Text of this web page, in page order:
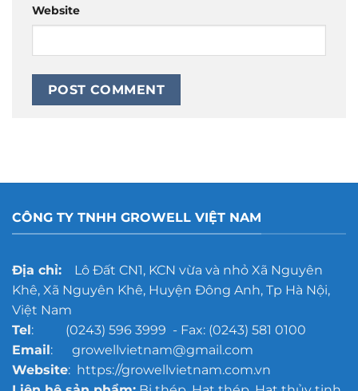
Website
CÔNG TY TNHH GROWELL VIỆT NAM
Địa chỉ:Lô Đất CN1, KCN vừa và nhỏ Xã Nguyên
Khê, Xã Nguyên Khê, Huyện Đông Anh, Tp Hà Nội,
Việt Nam
Tel: (0243) 596 3999 - Fax: (0243) 581 0100
Email: growellvietnam@gmail.com
Website: https://growellvietnam.com.vn